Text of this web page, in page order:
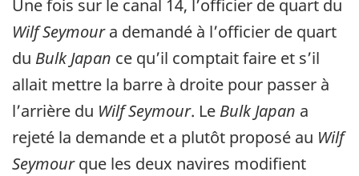
Une fois sur le canal 14, l’officier de quart du
Wilf Seymoura demandé à l’officier de quart
du Bulk Japan ce qu’il comptait faire et s’il
allait mettre la barre à droite pour passer à
l’arrière du Wilf Seymour. Le Bulk Japan a
rejeté la demande et a plutôt proposé au Wilf
Seymourque les deux navires modifient